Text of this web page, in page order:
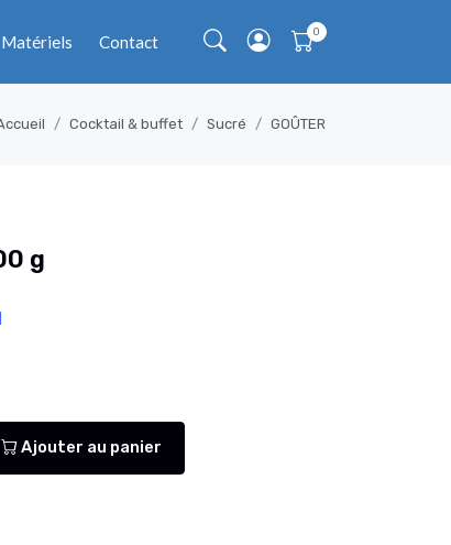
Matériels Contact
Cocktail & buffet Sucré GOÛTER
g
Ajouter au panier